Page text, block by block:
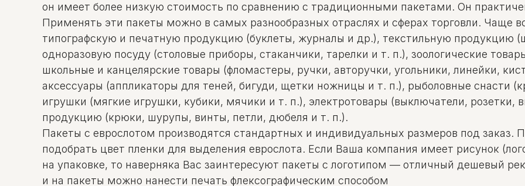
он имеет более низкую стоимость по сравнению с традиционными пакетами. Он
Применять эти пакеты можно в самых разнообразных отраслях и сферах торговли. Чаще
типографскую и печатную продукцию (буклеты, журналы и др.), текстильную продукцию
одноразовую посуду (столовые приборы, стаканчики, тарелки и т. п.), зоологические
школьные и канцелярские товары (фломастеры, ручки, авторучки, угольники, линейки,
аксессуары (аппликаторы для теней, бигуди, щетки ножницы и т. п.), рыболовные снасти
игрушки (мягкие игрушки, кубики, мячики и т. п.), электротовары (выключатели, розетки,
продукцию (крюки, шурупы, винты, петли, дюбеля и т. п.).
Пакеты с еврослотом производятся стандартных и индивидуальных размеров под заказ.
подобрать цвет пленки для выделения еврослота. Если Ваша компания имеет рисунок
на упаковке, то наверняка Вас заинтересуют пакеты с логотипом — отличный дешевый
и на пакеты можно нанести печать флексографическим способом